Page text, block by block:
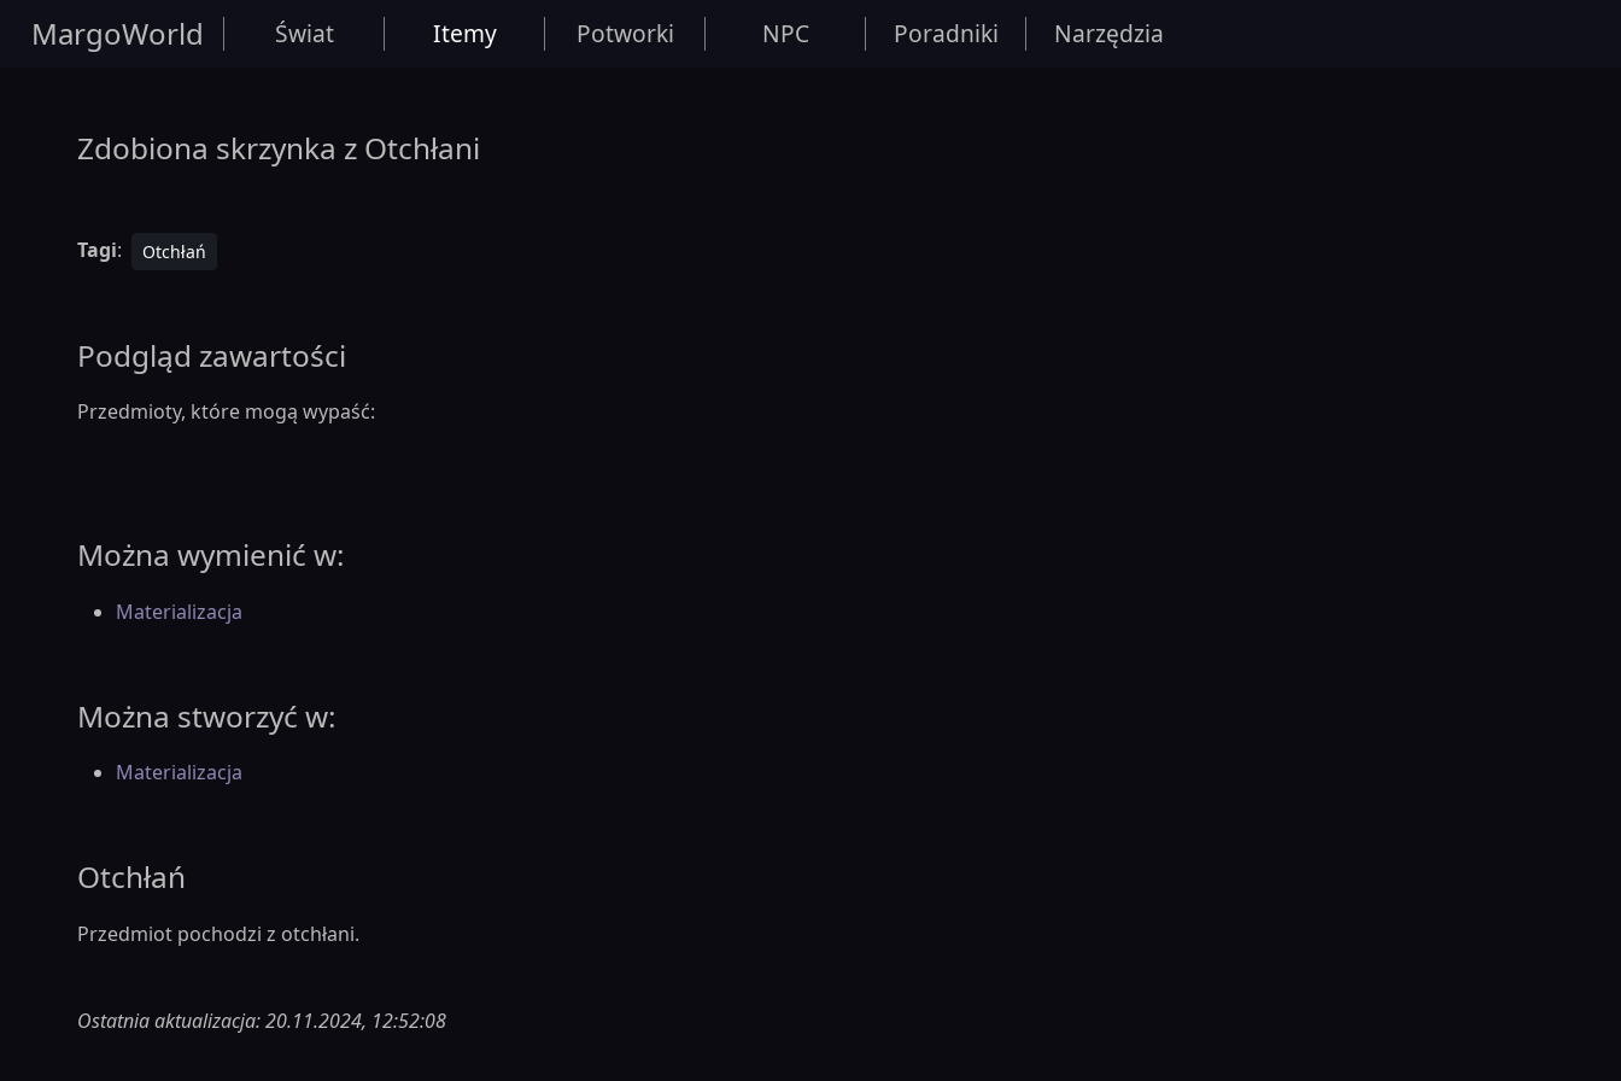
MargoWorld Świat Itemy Potworki NPC Poradniki Narzędzia
Zdobiona skrzynka z Otchłani
Tagi: Otchłań
Podgląd zawartości
Przedmioty, które mogą wypaść:
Można wymienić w:
Materializacja
Można stworzyć w:
Materializacja
Otchłań
Przedmiot pochodzi z otchłani.
Ostatnia aktualizacja: 20.11.2024, 12:52:08